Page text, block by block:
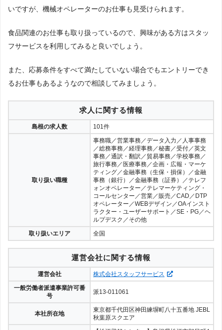
いですが、機械オペレーターのお仕事も見受けられます。
食品関連のお仕事も取り扱っているので、興味がある方はスタッ
フサービスを利用してみると良いでしょう。
また、応募条件をすべて満たしていない場合でもエントリーでき
るお仕事もあるようなので相談してみましょう。
求人に関する情報
島根の求人数 101件
取り扱い職種
事務職／営業事務／データ入力／人事事務
／総務事務／経理事務／秘書／受付／英文
事務／通訳・翻訳／貿易事務／学校事務／
旅行事務／医療事務／企画・広報・マーケ
ティング／金融事務（生保・損保）／金融
事務（銀行）／金融事務（証券）／テレフ
ォンオペレーター／テレマーケティング・
コールセンター／営業／販売／CAD／DTP
オペレーター／WEBデザイン／OAインスト
ラクター・ユーザーサポート／SE・PG／ヘ
ルプデスク／その他
取り扱いエリア
全国
運営会社に関する情報
運営会社
株式会社スタッフサービス
一般労働者派遣事業許可番
号
派13-011061
本社所在地
東京都千代田区神田練塀町八十五番地 JEBL
秋葉原スクエア